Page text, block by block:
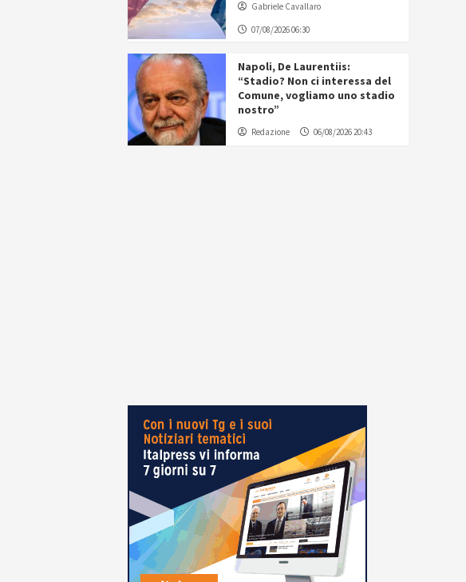
Gabriele Cavallaro
07/08/2026 06:30
Napoli, De Laurentiis:
“Stadio? Non ci interessa del
Comune, vogliamo uno stadio
nostro”
Redazione 06/08/2026 20:43